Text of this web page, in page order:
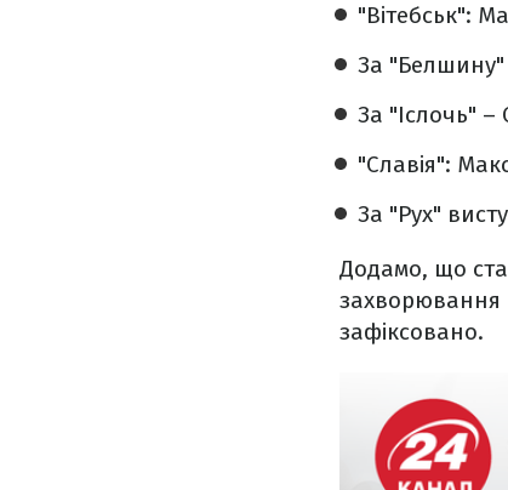
"Вітебськ":
За
За "Іслочь"
"Славія":
За "Рух"
Додамо, що
захворювання
зафіксовано.